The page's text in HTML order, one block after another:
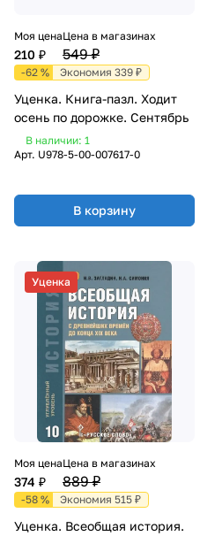
Моя цена
210 ₽
Цена в магазинах
549 ₽
-62 % Экономия 339 ₽
Уценка. Книга-пазл. Ходит
осень по дорожке. Сентябрь
В наличии: 1
Арт. U978-5-00-007617-0
В корзину
Уценка
Моя цена
374 ₽
Цена в магазинах
889 ₽
-58 % Экономия 515 ₽
Уценка. Всеобщая история.